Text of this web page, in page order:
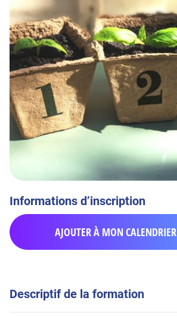
Informations d’inscription
AJOUTER À MON CALENDRIER
Descriptif de la formation